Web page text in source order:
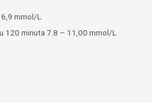
6,9 mmol/L
120 minuta 7.8 – 11,00 mmol/L